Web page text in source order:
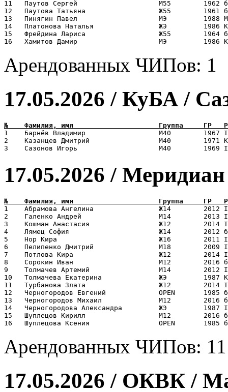
11   Паутов Сергей                    М55
12   Паутова Татьяна                  Ж55
13   Пинягин Павел                    МЭ
14   Платонова Наталья                ЖЭ
15   Фрейдина Лариса                  Ж55
Арендованных ЧИПов: 1
17.05.2026 / КуБА /
1    Барнëв Владимир                  М40
2    Казанцев Дмитрий                 М40
17.05.2026 /
1    Абрамова Ангелина                Ж14
2    Галенко Андрей                   М14
3    Кошман Анастасия                 Ж12
4    Лямец София                      Ж14        2012
5    Нор Кира                         Ж16        2011
6    Пелипенко Дмитрий                М18
7    Потлова Кира                     Ж12
8    Сорокин Иван                     М12
9    Толмачев Артемий                 М14
10   Толмачева Екатерина              ЖЭ
11   Турбанова Злата                  Ж12
12   Черногородов Евгений             OPEN
13   Черногородов Михаил              М12
14   Черногородова Александра         ЖЭ
15   Шуплецов Кирилл                  М12
Арендованных ЧИПов: 11
17.05.2026 / ОКВК /